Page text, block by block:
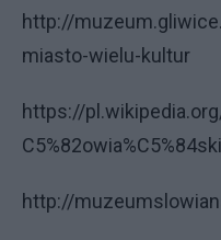
http://
miasto-wielu-kultur
https://
http://